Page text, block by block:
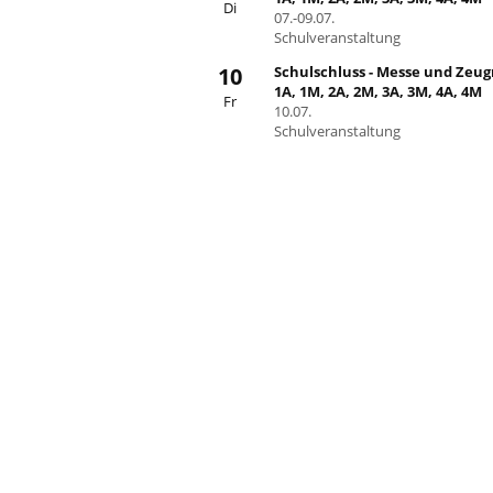
Di
07.-09.07.
Schulveranstaltung
10
Fr
Schulschluss - Messe und
1A, 1M, 2A, 2M, 3A, 3M, 4A, 4M
10.07.
Schulveranstaltung